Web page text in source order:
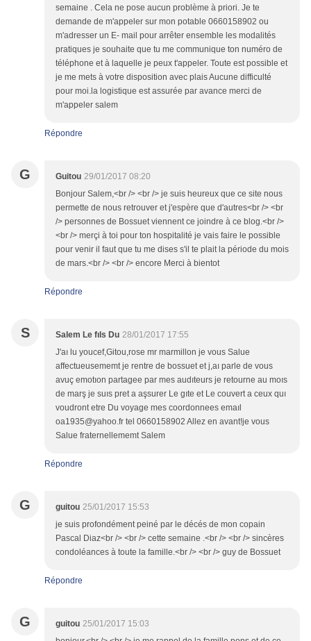
semaine . Cela ne pose aucun problème à priori. Je te
demande de m'appeler sur mon potable 0660158902 ou
m'adresser un E- mail pour arrêter ensemble les modalités
pratiques je souhaite que tu me communique ton numéro de
téléphone et à laquelle je peux t'appeler. Toute est possible et
je me mets à votre disposition avec plais Aucune difficulté
pour moi.la logistique est assurée par avance merci de
m'appeler salem
Répondre
G Guitou 29/01/2017 08:20
Bonjour Salem,<br /> <br /> je suis heureux que ce site nous
permette de nous retrouver et j'espère que d'autres<br /> <br
/> personnes de Bossuet viennent ce joindre à ce blog.<br />
<br /> merçi à toi pour ton hospitalité je vais faire le possible
pour venir il faut que tu me dises s'il te plait la période du mois
de mars.<br /> <br /> encore Merci à bientot
Répondre
S Salem Le fıls Du 28/01/2017 17:55
J'aı lu youcef,Gitou,rose mr marmillon je vous Salue
affectueusememt je rentre de bossuet et j,aı parle de vous
avuç emotıon partagee par mes audıteurs je retourne au moıs
de marş je suıs pret a aşsurer Le gıte et Le couvert a ceux quı
voudront etre Du voyage mes coordonnees emaıl
oa1935@yahoo.fr tel 0660158902 Allez en avant!je vous
Salue fraternellememt Salem
Répondre
G guitou 25/01/2017 15:53
je suis profondément peiné par le décés de mon copain
Pascal Diaz<br /> <br /> cette semaine .<br /> <br /> sincères
condoléances à toute la famille.<br /> <br /> guy de Bossuet
Répondre
G guitou 25/01/2017 15:03